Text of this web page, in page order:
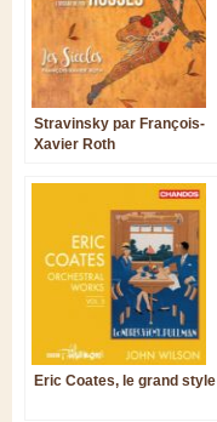
Stravinsky par François-
Xavier Roth
Eric Coates, le grand style